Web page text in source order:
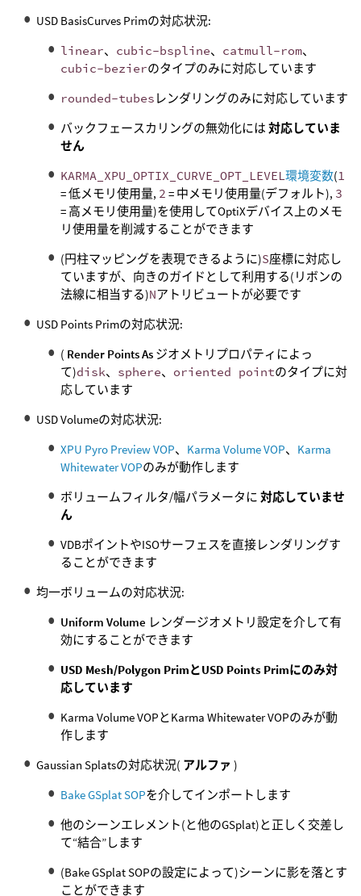
USD BasisCurves Primの対応状況:
linear、 cubic-bspline、 catmull-rom、
cubic-bezierのタイプのみに対応しています
rounded-tubes レンダリングのみに対応しています
バックフェースカリングの無効化には 対応していま
せん
KARMA_XPU_OPTIX_CURVE_OPT_LEVEL環境変数(1
= 低メモリ使用量, 2 = 中メモリ使用量(デフォルト), 3
= 高メモリ使用量)を使用してOptiXデバイス上のメモ
リ使用量を削減することができます
(円柱マッピングを表現できるように)S座標に対応し
ていますが、向きのガイドとして利用する(リボンの
法線に相当する)Nアトリビュートが必要です
USD Points Primの対応状況:
( Render Points As ジオメトリプロパティによっ
て)disk、 sphere、 oriented pointのタイプに対
応しています
USD Volumeの対応状況:
XPU Pyro Preview VOP、 Karma Volume VOP、 Karma
Whitewater VOPのみが動作します
ボリュームフィルタ/幅パラメータに 対応していませ
ん
VDBポイントやISOサーフェスを直接レンダリングす
ることができます
均一ボリュームの対応状況:
Uniform Volume レンダージオメトリ設定を介して有
効にすることができます
USD Mesh/Polygon PrimとUSD Points Primにのみ対
応しています
Karma Volume VOPとKarma Whitewater VOPのみが動
作します
Gaussian Splatsの対応状況( アルファ )
Bake GSplat SOPを介してインポートします
他のシーンエレメント(と他のGSplat)と正しく交差し
て“結合”します
(Bake GSplat SOPの設定によって)シーンに影を落とす
ことができます